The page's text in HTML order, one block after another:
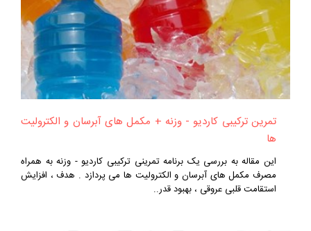
تمرین ترکیبی کاردیو - وزنه + مکمل‌ های آبرسان و الکترولیت‌
ها
این مقاله به بررسی یک برنامه تمرینی ترکیبی کاردیو - وزنه به همراه
مصرف مکمل‌ های آبرسان و الکترولیت‌ ها می‌ پردازد . هدف ، افزایش
استقامت قلبی عروقی ، بهبود قدر..